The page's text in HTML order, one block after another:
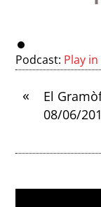
Podcast: Play
«
El
08/06/